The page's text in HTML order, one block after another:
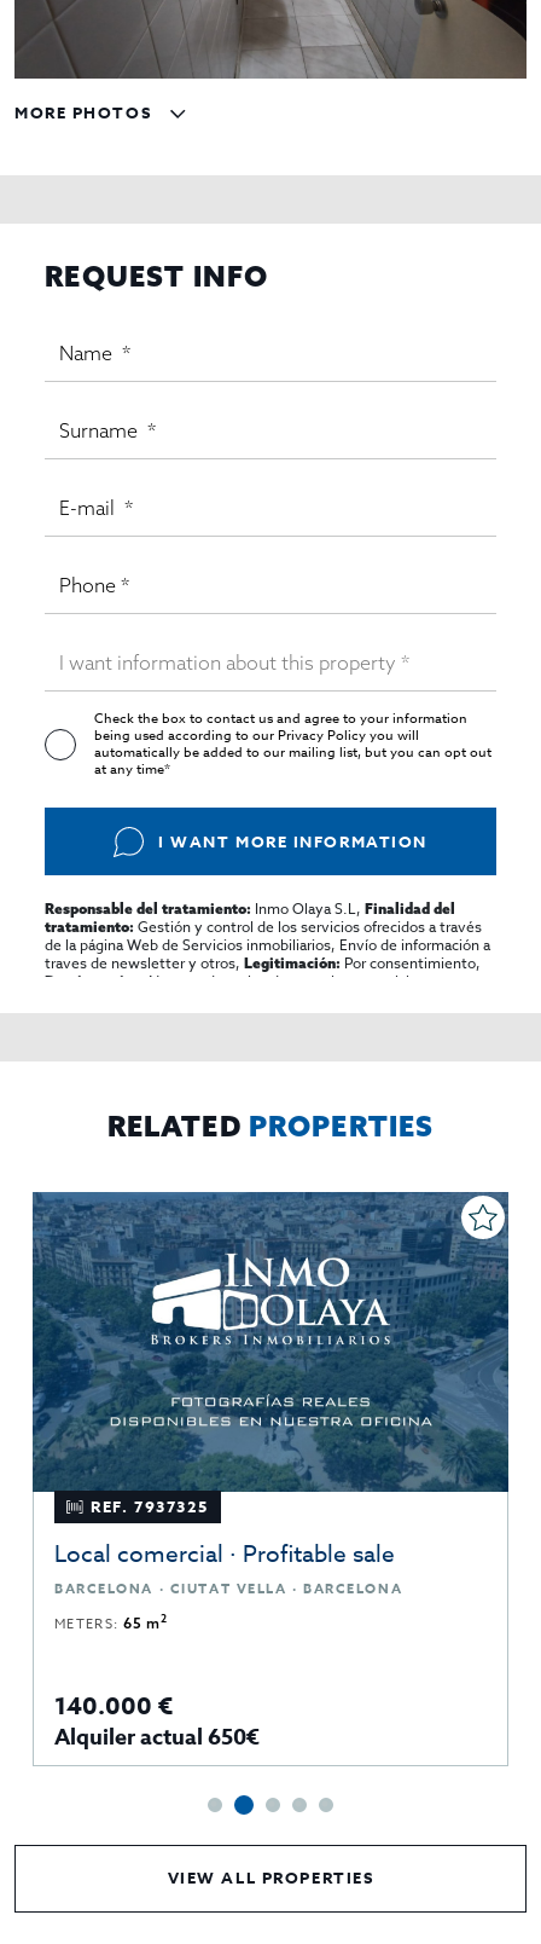
MORE PHOTOS
REQUEST INFO
Check the box to contact us and agree to your information
being used according to ourPrivacy Policyyou will
automatically be added to our mailing list, but you can opt out
at any time*
I WANT MORE INFORMATION
Responsable del tratamiento: Inmo Olaya S.L,Finalidad del
tratamiento: Gestión y control de los servicios ofrecidos a través
de la página Web de Servicios inmobiliarios, Envío de información a
traves de newsletter y otros,Legitimación: Por consentimiento,
Destinatarios:
No se cederan los datos, salvo para elaborar
rectificar y suprimir los datos, solicitar la portabilidad de los
RELATED PROPERTIES
REF. 7937325
Local comercial · Profitable sale
BARCELONA · CIUTAT VELLA · BARCELONA
METERS:65 m2
140.000 €
Alquiler actual 650€
VIEW ALL PROPERTIES